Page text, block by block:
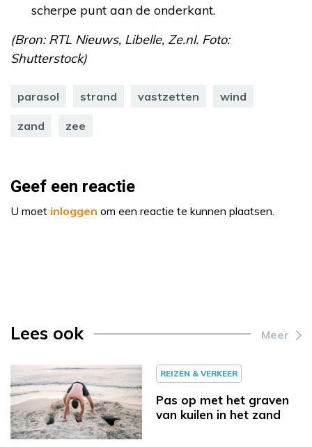
scherpe punt aan de onderkant.
(Bron: RTL Nieuws, Libelle, Ze.nl. Foto:
Shutterstock)
parasol strand vastzetten wind
zand zee
Geef een reactie
U moet inloggen om een reactie te kunnen plaatsen.
Lees ook Meer
REIZEN & VERKEER
Pas op met het graven
van kuilen in het zand